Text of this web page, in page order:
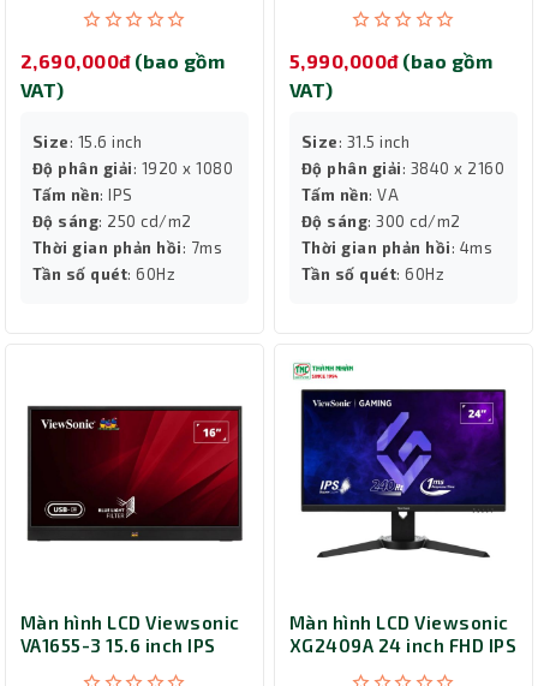
2,690,000đ (bao gồm
VAT)
Size: 15.6 inch
Độ phân giải: 1920 x 1080
Tấm nền: IPS
Độ sáng: 250 cd/m2
Thời gian phản hồi: 7ms
Tần số quét: 60Hz
5,990,000đ (bao gồm
VAT)
Size: 31.5 inch
Độ phân giải: 3840 x 2160
Tấm nền: VA
Độ sáng: 300 cd/m2
Thời gian phản hồi: 4ms
Tần số quét: 60Hz
Màn hình LCD Viewsonic
VA1655-3 15.6 inch IPS
Màn hình LCD Viewsonic
XG2409A 24 inch FHD IPS